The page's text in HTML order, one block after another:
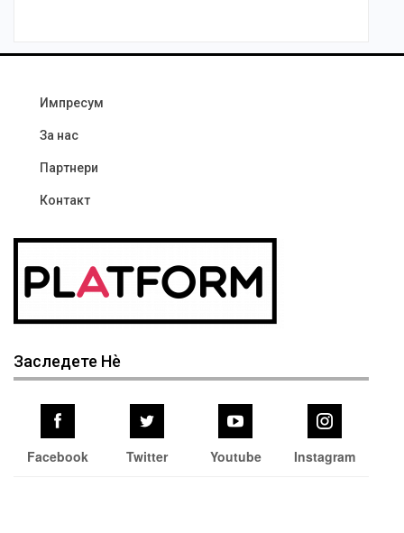
Импресум
За нас
Партнери
Контакт
Заследете Нѐ
Facebook Twitter Youtube Instagram